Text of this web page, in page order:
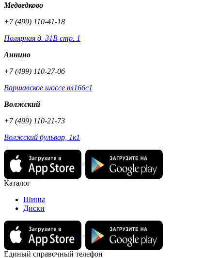
Медведково
+7 (499) 110-41-18
Полярная д. 31В стр. 1
Аннино
+7 (499) 110-27-06
Варшавское шоссе вл166с1
Волжский
+7 (499) 110-21-73
Волжский бульвар, 1к1
Каталог
Шины
Диски
Единый справочный телефон